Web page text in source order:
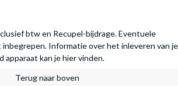
btw en Recupel-bijdrage. Eventuele
inbegrepen. Informatie over het inleveren van je
apparaat kan je hier vinden.
Terug naar boven